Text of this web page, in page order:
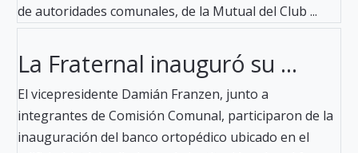
de autoridades comunales, de la Mutual del Club ...
La Fraternal inauguró su ...
El vicepresidente Damián Franzen, junto a
integrantes de Comisión Comunal, participaron de la
inauguración del banco ortopédico ubicado en el